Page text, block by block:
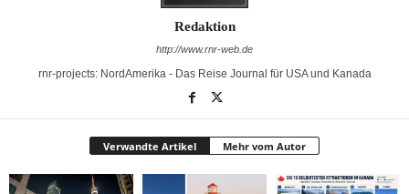
Redaktion
http://www.rnr-web.de
rnr-projects: NordAmerika - Das Reise Journal für USA und Kanada
Verwandte Artikel Mehr vom Autor